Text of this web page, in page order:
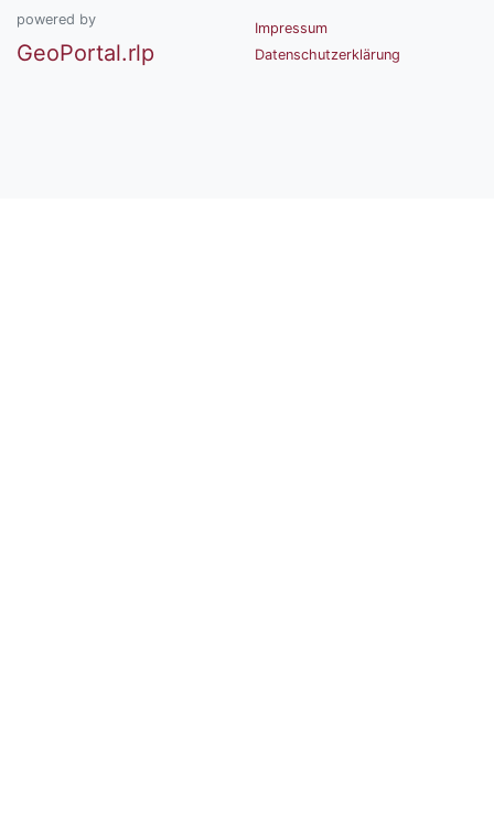
powered by
GeoPortal.rlp
Impressum
Datenschutzerklärung